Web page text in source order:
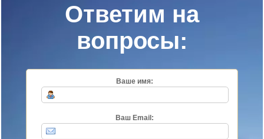
Ответим на
вопросы:
Ваше имя:
Ваш Email: